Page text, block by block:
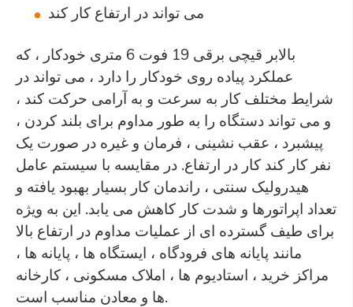
می تواند در ارتفاع کار کند
بالابر قیچی برقی 19 فوت 6 متری خودکار ، که
عملکرد پیاده روی خودکار را دارد ، می تواند در
شرایط مختلف کار به سرعت و به آرامی حرکت کند ،
و می تواند دستگاه را به طور مداوم برای بلند کردن ،
پیشبرد ، عقب نشینی ، فرمان و غیره در صورت یک
نفر کار کند کار در ارتفاع. در مقایسه با سیستم عامل
هیدرولیک سنتی ، راندمان کار بسیار بهبود یافته و
تعداد اپراتورها و شدت کار کاهش می یابد. این به ویژه
برای طیف گسترده ای از عملیات مداوم در ارتفاع بالا
مانند پایانه های فرودگاه ، ایستگاه ها ، پایانه ها ،
مراکز خرید ، استادیوم ها ، املاک مسکونی ، کارخانه
ها و معادن مناسب است.